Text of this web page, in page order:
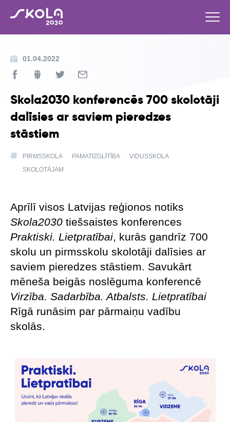
01.04.2022
Skola2030 konferencēs 700 skolotāji
dalīsies ar saviem pieredzes
stāstiem
PIRMSSKOLA PAMATIZGLĪTĪBA
VIDUSSKOLA
SKOLOTĀJAM
Aprīlī visos Latvijas reģionos notiks
Skola2030 tiešsaistes konferences
Praktiski. Lietpratībai, kurās gandrīz 700
skolu un pirmsskolu skolotāji dalīsies ar
saviem pieredzes stāstiem. Savukārt
mēneša beigās noslēguma konferencē
Virzība. Sadarbība. Atbalsts. Lietpratībai
Rīgā runāsim par pārmaiņu vadību
skolās.